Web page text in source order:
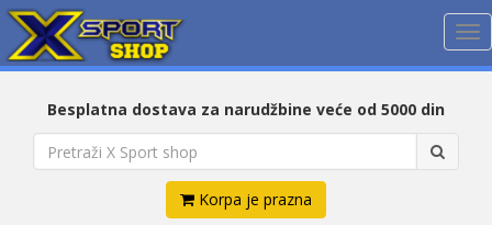
Besplatna dostava za narudžbine veće od 5000 din
Korpa je prazna